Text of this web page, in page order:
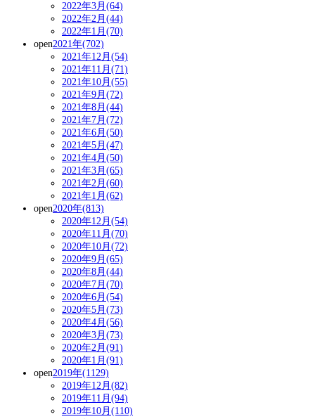
2022年3月(64)
2022年2月(44)
2022年1月(70)
open2021年(702)
2021年12月(54)
2021年11月(71)
2021年10月(55)
2021年9月(72)
2021年8月(44)
2021年7月(72)
2021年6月(50)
2021年5月(47)
2021年4月(50)
2021年3月(65)
2021年2月(60)
2021年1月(62)
open2020年(813)
2020年12月(54)
2020年11月(70)
2020年10月(72)
2020年9月(65)
2020年8月(44)
2020年7月(70)
2020年6月(54)
2020年5月(73)
2020年4月(56)
2020年3月(73)
2020年2月(91)
2020年1月(91)
open2019年(1129)
2019年12月(82)
2019年11月(94)
2019年10月(110)